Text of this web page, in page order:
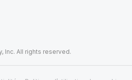
Inc. All rights reserved.